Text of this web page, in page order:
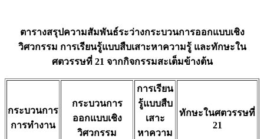
ตารางสรุปความสัมพันธ์ระว่างกระบวนการออกแบบเชิง
วิศวกรรม การเรียนรู้แบบสืบเสาะหาความรู้ และทักษะใน
ศตวรรษที่ 21 จากกิจกรรมสะเต็มข้างต้น
กระบวนการ
การทำงาน
กระบวนการ
ออกแบบเชิง
วิศวกรรม
การเรียน
รู้แบบสืบ
เสาะ
หาความ
ทักษะในศตวรรษที่
21